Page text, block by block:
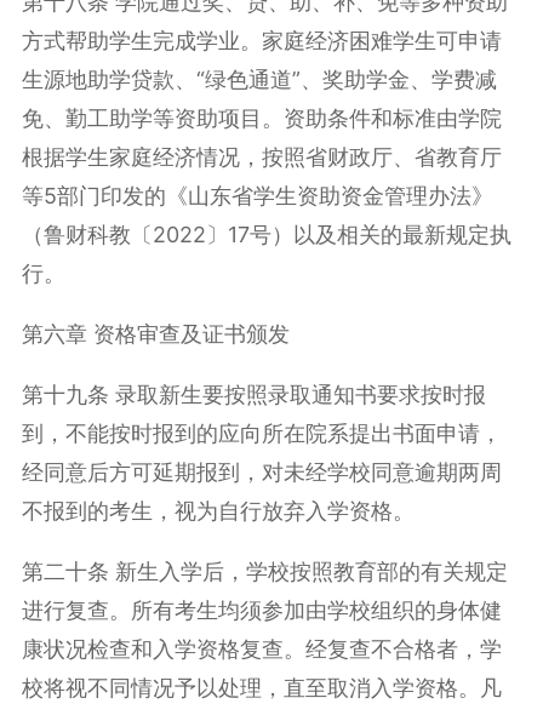
方式帮助学生完成学业。家庭经济困难学生可申请
生源地助学贷款、“绿色通道”、奖助学金、学费减
免、勤工助学等资助项目。资助条件和标准由学院
根据学生家庭经济情况，按照省财政厅、省教育厅
等5部门印发的《山东省学生资助资金管理办法》
（鲁财科教〔2022〕 17号）以及相关的最新规定执
行。
第六章 资格审查及证书颁发
第十九条 录取新生要按照录取通知书要求按时报
到，不能按时报到的应向所在院系提出书面申请，
经同意后方可延期报到，对未经学校同意逾期两周
不报到的考生，视为自行放弃入学资格。
第二十条 新生入学后，学校按照教育部的有关规定
进行复查。所有考生均须参加由学校组织的身体健
康状况检查和入学资格复查。经复查不合格者，学
校将视不同情况予以处理，直至取消入学资格。凡